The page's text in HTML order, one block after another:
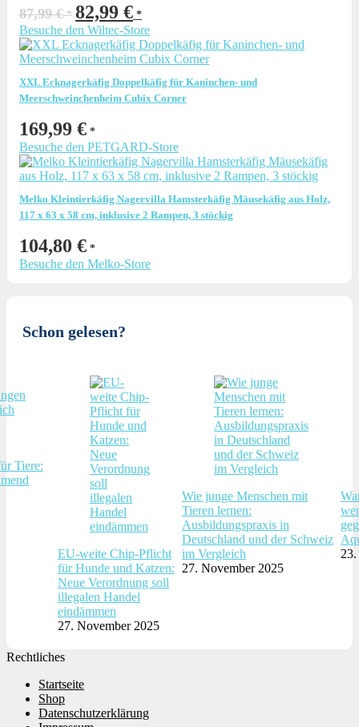
87,99€
Ursprünglicher
Preis
war:
87,99 €
82,99 € Preis
ist:
82,99 €.
Besuche den Wiltec-Store
XXL Ecknagerkäfig Doppelkäfig für Kaninchen- und
Meerschweinchenheim Cubix Corner
169,99 €
Besuche den PETGARD-Store
Melko Kleintierkäfig Nagervilla Hamsterkäfig Mäusekäfig aus Holz,
117 x 63 x 58 cm, inklusive 2 Rampen, 3 stöckig
104,80 €
Besuche den Melko-Store
Schon gelesen?
Tiere:
EU-weite Chip-Pflicht
für Hunde und Katzen:
Neue Verordnung soll
illegalen Handel
eindämmen
27. November 2025
Wie junge Menschen mit
Tieren lernen:
Ausbildungspraxis in
Deutschland und der Schweiz
im Vergleich
27. November 2025
Rechtliches
Startseite
Shop
Datenschutzerklärung